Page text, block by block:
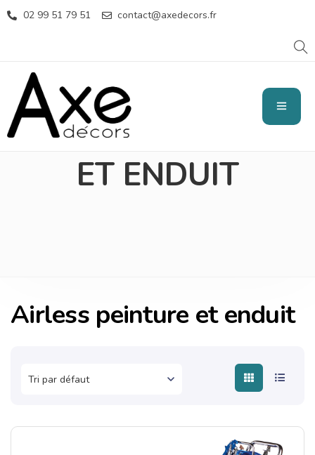
02 99 51 79 51 contact@axedecors.fr
AIRLESS PEINTURE
ET ENDUIT
Airless peinture et enduit